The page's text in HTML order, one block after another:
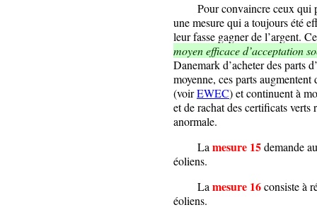
Pour convaincre ceux qui
une mesure qui a toujours été
leur fasse gagner de l’argent.
moyen efficace d’acceptation
Danemark d’acheter des parts
moyenne, ces parts
(voirEWEC) et continuent à
et de rachat des certificats
anormale.
Lamesure 15demande
éoliens.
Lamesure 16consiste à
éoliens.